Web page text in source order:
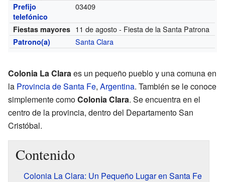
Prefijo
telefónico
03409
Fiestas mayores 11 de agosto - Fiesta de la Santa Patrona
Patrono(a) Santa Clara
Colonia La Claraes un pequeño pueblo y una comuna en
la Provincia de Santa Fe, Argentina. También se le conoce
simplemente comoColonia Clara. Se encuentra en el
centro de la provincia, dentro del Departamento San
Cristóbal.
Contenido
Colonia La Clara: Un Pequeño Lugar en Santa Fe